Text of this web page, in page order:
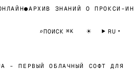
●АРХИВ ЗНАНИЙ О ПРОКСИ-
⌕ПОИСК ⌘K ☀ RU
- ПЕРВЫЙ ОБЛАЧНЫЙ СОФТ ДЛЯ